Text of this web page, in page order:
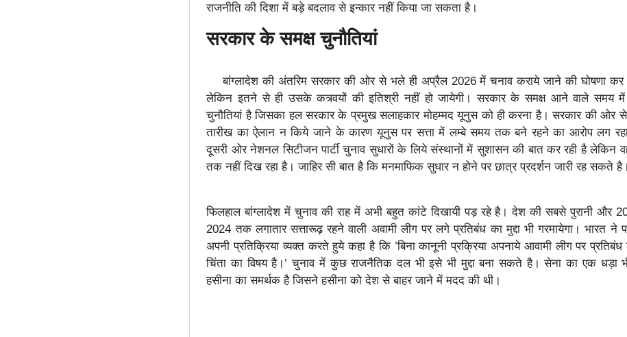
राजनीति की दिशा में बड़े बदलाव से इन्कार नहीं किया जा सकता है।
सरकार के समक्ष चुनौतियां
बांग्लादेश की अंतरिम सरकार की ओर से भले ही अप्रैल 2026 में चनाव कराये जाने की घोषणा कर
लेकिन इतने से ही उसके कत्र्वयों की इतिश्री नहीं हो जायेगी। सरकार के समक्ष आने वाले समय में
चुनौतियां है जिसका हल सरकार के प्रमुख सलाहकार मोहम्मद यूनुस को ही करना है। सरकार की ओर
तारीख का ऐलान न किये जाने के कारण यूनुस पर सत्ता में लम्बे समय तक बने रहने का आरोप लग
दूसरी ओर नेशनल सिटीजन पार्टी चुनाव सुधारों के लिये संस्थानों में सुशासन की बात कर रही है लेकिन
तक नहीं दिख रहा है। जाहिर सी बात है कि मनमाफिक सुधार न होने पर छात्र प्रदर्शन जारी रह सकते है।
फिलहाल बांग्लादेश में चुनाव की राह में अभी बहुत कांटे दिखायी पड़ रहे है। देश की सबसे पुरानी और
2024 तक लगातार सत्तारूढ़ रहने वाली अवामी लीग पर लगे प्रतिबंध का मुद्दा भी गरमायेगा। भारत ने
अपनी प्रतिक्रिया व्यक्त करते हुये कहा है कि ’बिना कानूनी प्रक्रिया अपनाये आवामी लीग पर प्रतिबंध
चिंता का विषय है।’ चुनाव में कुछ राजनैतिक दल भी इसे भी मुद्दा बना सकते है। सेना का एक धड़ा
हसीना का समर्थक है जिसने हसीना को देश से बाहर जाने में मदद की थी।